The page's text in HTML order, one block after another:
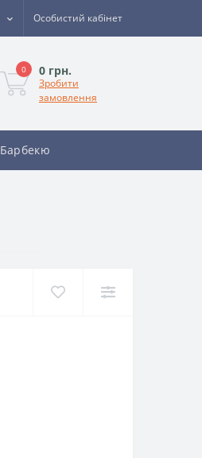
Особистий кабінет
0 0 грн.
Зробити
замовлення
Барбекю